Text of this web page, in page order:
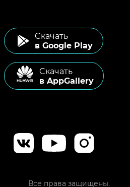
Cкачать
в Google Play
Cкачать
в AppGallery
Все права защищены.